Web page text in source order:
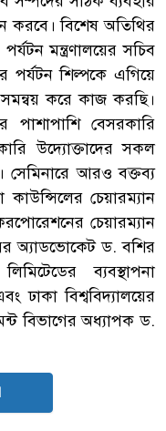
করবে। বিশেষ অতিথির
মন্ত্রণালয়ের সচিব
পর্যটন শিল্পকে এগিয়ে
সমন্বয় করে কাজ করছি।
পাশাপাশি বেসরকারি
উদ্যোক্তাদের সকল
সেমিনারে আরও বক্তব্য
চেয়ারম্যান
চেয়ারম্যান
অ্যাডভোকেট ড. বশির
ব্যবস্থাপনা
বিশ্ববিদ্যালয়ের
বিভাগের অধ্যাপক ড.